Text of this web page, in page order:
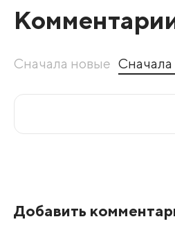
Сначала новые
Добавить